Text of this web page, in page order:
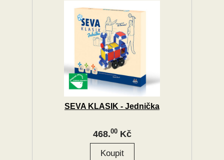
SEVA KLASIK - Jednička
468.00Kč